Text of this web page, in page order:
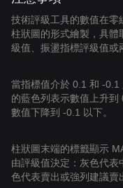
技術評級工具的數值在
柱狀圖的形式繪製，具體
級值、振盪指標評級值或
當指標值介於 0.1 和 -0.1
的藍色列表示數值上升
數值下降到 -0.1 以下。
柱狀圖末端的標籤顯示
由評級值決定：灰色代
色代表賣出或強列建議賣